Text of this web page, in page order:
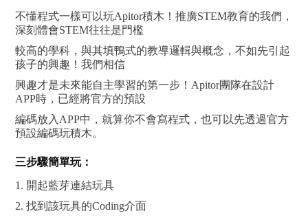
不懂程式一樣可以玩Apitor積木！推廣STEM教育的我們，
深刻體會STEM往往是門檻
較高的學科，與其填鴨式的教導邏輯與概念，不如先引起
孩子的興趣！我們相信
興趣才是未來能自主學習的第一步！Apitor團隊在設計
APP時，已經將官方的預設
編碼放入APP中，就算你不會寫程式，也可以先透過官方
預設編碼玩積木。
三步驟簡單玩：
1. 開起藍芽連結玩具
2. 找到該玩具的Coding介面